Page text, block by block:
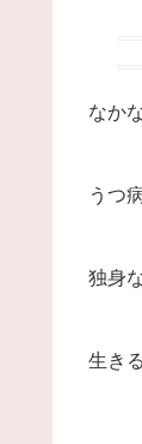
なか
うつ
独身
生き